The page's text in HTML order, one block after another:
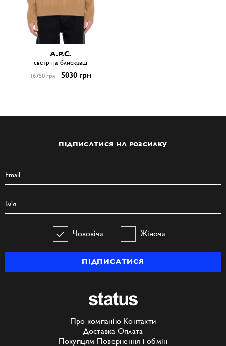
A.P.C.
светр на блискавці
16750 грн 5030 грн
ПІДПИСАТИСЯ НА РОЗСИЛКУ
Чоловіча Жіноча
ПІДПИСАТИСЯ
Про компанію Контакти
Доставка Оплата
Покупцям Повернення і обмін